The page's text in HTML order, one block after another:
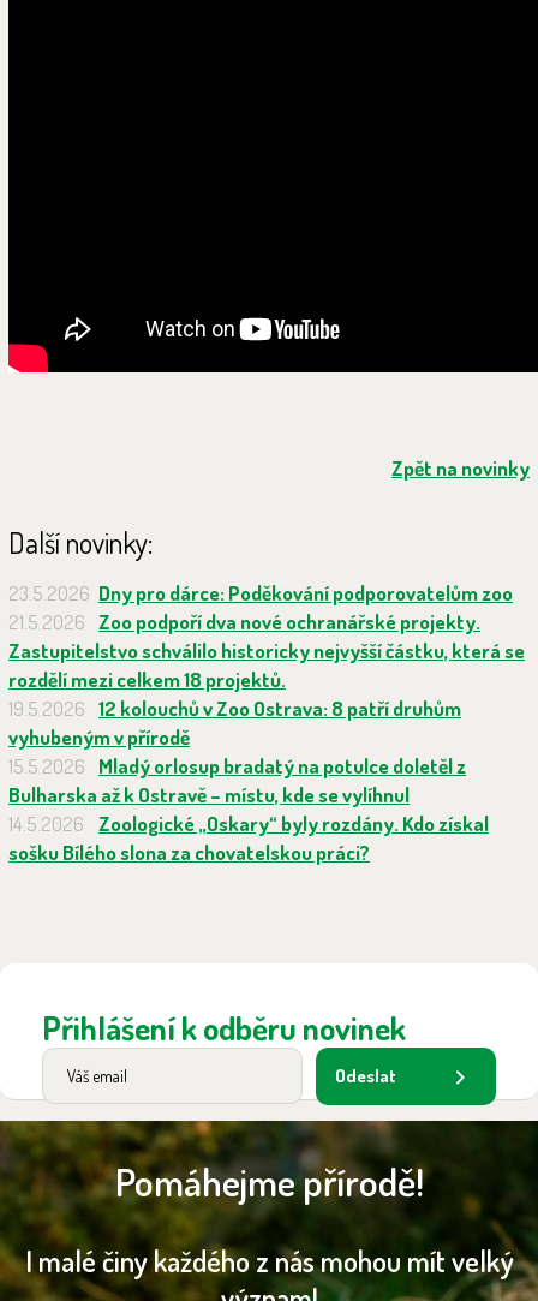
Zpět na novinky
Další novinky:
23.5.2026 Dny pro dárce: Poděkování podporovatelům zoo
21.5.2026
Zoo podpoří dva nové ochranářské projekty.
Zastupitelstvo schválilo historicky nejvyšší částku, která se
rozdělí mezi celkem 18 projektů.
19.5.2026 12 kolouchů v Zoo Ostrava: 8 patří druhům
vyhubeným v přírodě
15.5.2026
Mladý orlosup bradatý na potulce doletěl z
Bulharska až k Ostravě – místu, kde se vylíhnul
14.5.2026
Zoologické „Oskary“ byly rozdány. Kdo získal
sošku Bílého slona za chovatelskou práci?
Přihlášení k odběru novinek
Odeslat
Pomáhejme přírodě!
I malé činy každého z nás mohou mít velký